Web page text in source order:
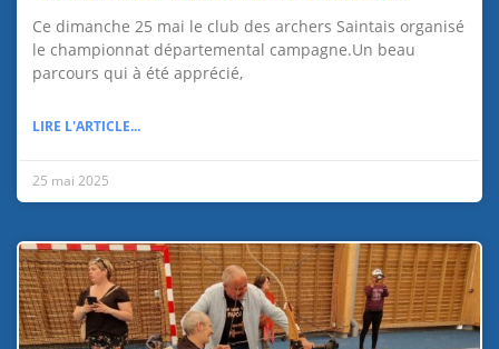
Ce dimanche 25 mai le club des archers Saintais organisé
le championnat départemental campagne.Un beau
parcours qui à été apprécié,
LIRE L'ARTICLE...
25 mai 2025